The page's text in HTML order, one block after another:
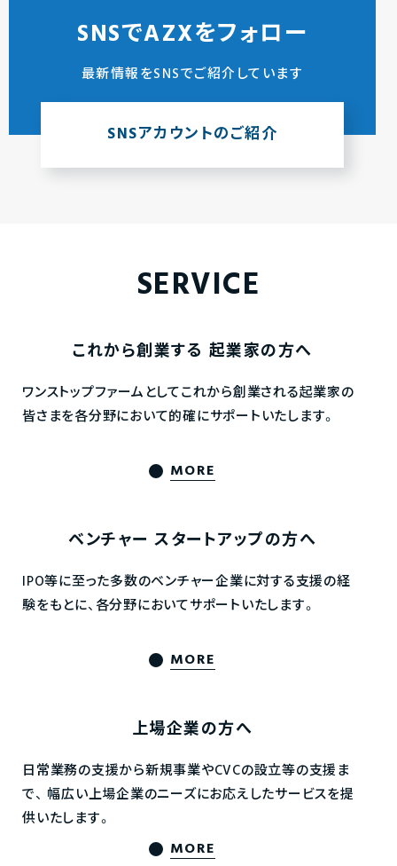
SNSでAZXをフォロー
最新情報をSNSでご紹介しています
SNSアカウントのご紹介
SERVICE
これから創業する 起業家の方へ
ワンストップファームとしてこれから創業される起業家の
皆さまを各分野において的確にサポートいたします。
MORE
ベンチャー スタートアップの方へ
IPO等に至った多数のベンチャー企業に対する支援の経
験をもとに、各分野においてサポートいたします。
MORE
上場企業の方へ
日常業務の支援から新規事業やCVCの設立等の支援ま
で、 幅広い上場企業のニーズにお応えしたサービスを提
供いたします。
MORE